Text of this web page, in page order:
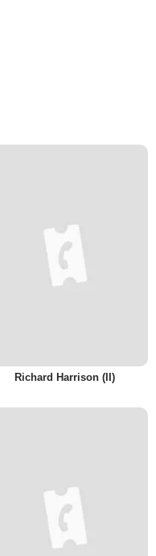
Richard Harrison (II)